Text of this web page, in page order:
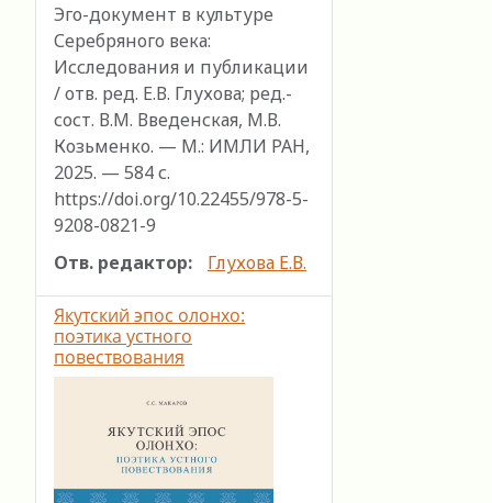
Эго-документ в культуре
Серебряного века:
Исследования и публикации
/ отв. ред. Е.В. Глухова; ред.-
сост. В.М. Введенская, М.В.
Козьменко. — М.: ИМЛИ РАН,
2025. — 584 с.
https://doi.org/10.22455/978-5-
9208-0821-9
Отв. редактор:
Глухова Е.В.
Якутский эпос олонхо:
поэтика устного
повествования